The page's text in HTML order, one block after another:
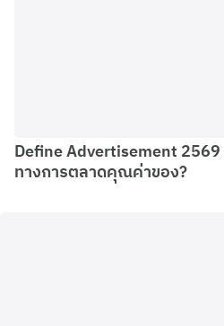
Define Advertisement
ทางการตลาดคุณค่าของ?